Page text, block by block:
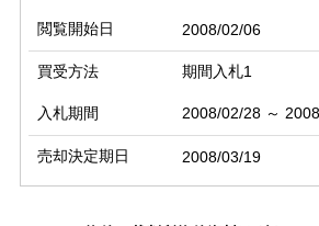
閲覧開始日 2008/02/06
買受方法 期間入札1
入札期間 2008/02/28 ～
売却決定期日 2008/03/19